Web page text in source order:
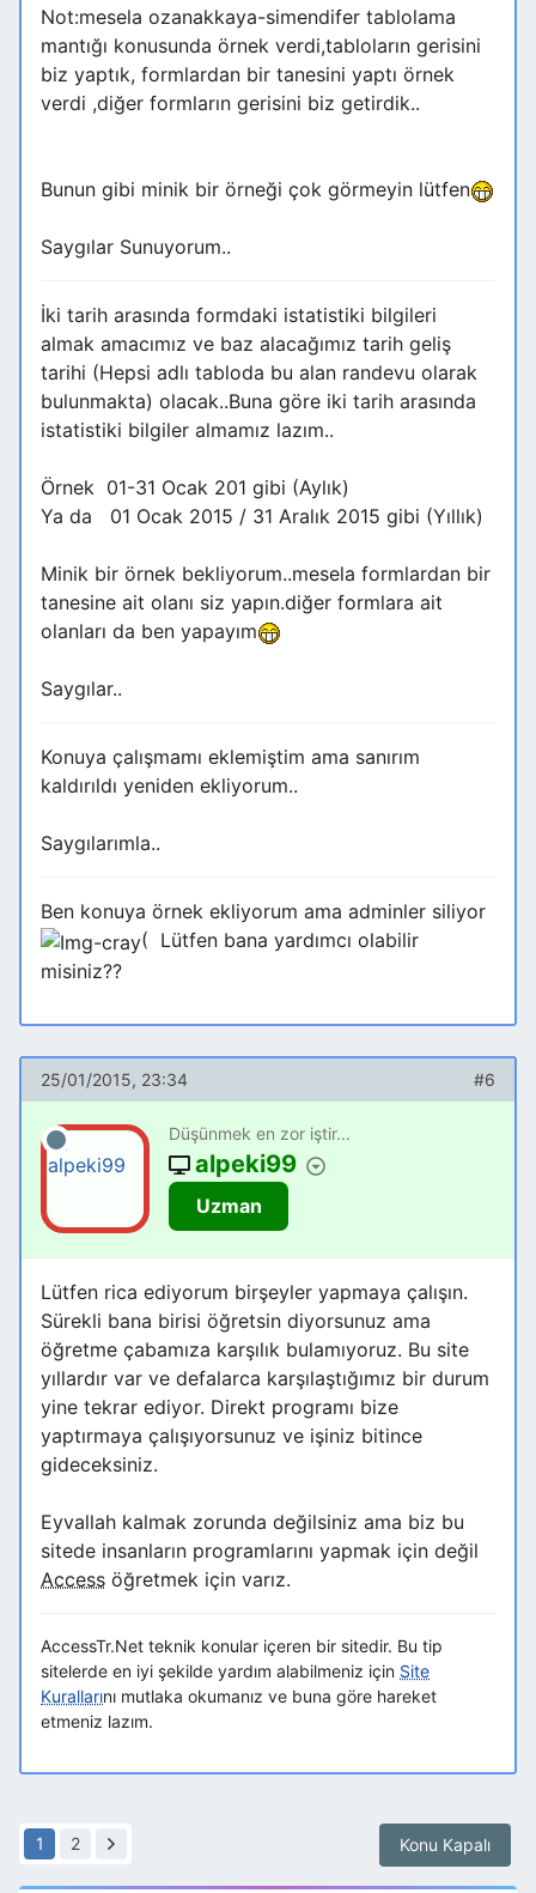
Not:mesela ozanakkaya-simendifer tablolama
mantığı konusunda örnek verdi,tabloların gerisini
biz yaptık, formlardan bir tanesini yaptı örnek
verdi ,diğer formların gerisini biz getirdik..
Bunun gibi minik bir örneği çok görmeyin lütfen
Saygılar Sunuyorum..
İki tarih arasında formdaki istatistiki bilgileri
almak amacımız ve baz alacağımız tarih geliş
tarihi (Hepsi adlı tabloda bu alan randevu olarak
bulunmakta) olacak..Buna göre iki tarih arasında
istatistiki bilgiler almamız lazım..
Örnek 01-31 Ocak 201 gibi (Aylık)
Ya da 01 Ocak 2015 / 31 Aralık 2015 gibi (Yıllık)
Minik bir örnek bekliyorum..mesela formlardan bir
tanesine ait olanı siz yapın.diğer formlara ait
olanları da ben yapayım
Saygılar..
Konuya çalışmamı eklemiştim ama sanırım
kaldırıldı yeniden ekliyorum..
Saygılarımla..
Ben konuya örnek ekliyorum ama adminler siliyor
( Lütfen bana yardımcı olabilir
misiniz??
25/01/2015, 23:34 #6
Düşünmek en zor iştir...
alpeki99
Uzman
Lütfen rica ediyorum birşeyler yapmaya çalışın.
Sürekli bana birisi öğretsin diyorsunuz ama
öğretme çabamıza karşılık bulamıyoruz. Bu site
yıllardır var ve defalarca karşılaştığımız bir durum
yine tekrar ediyor. Direkt programı bize
yaptırmaya çalışıyorsunuz ve işiniz bitince
gideceksiniz.
Eyvallah kalmak zorunda değilsiniz ama biz bu
sitede insanların programlarını yapmak için değil
Access öğretmek için varız.
AccessTr.Net teknik konular içeren bir sitedir. Bu tip
sitelerde en iyi şekilde yardım alabilmeniz için Site
Kurallarını mutlaka okumanız ve buna göre hareket
etmeniz lazım.
1 2 Konu Kapalı